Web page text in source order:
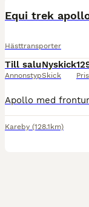
Equi trek
Hästtransporter
Till salu
Annonstyp
Nyskick
Skick Pris
Kareby (128.1km)